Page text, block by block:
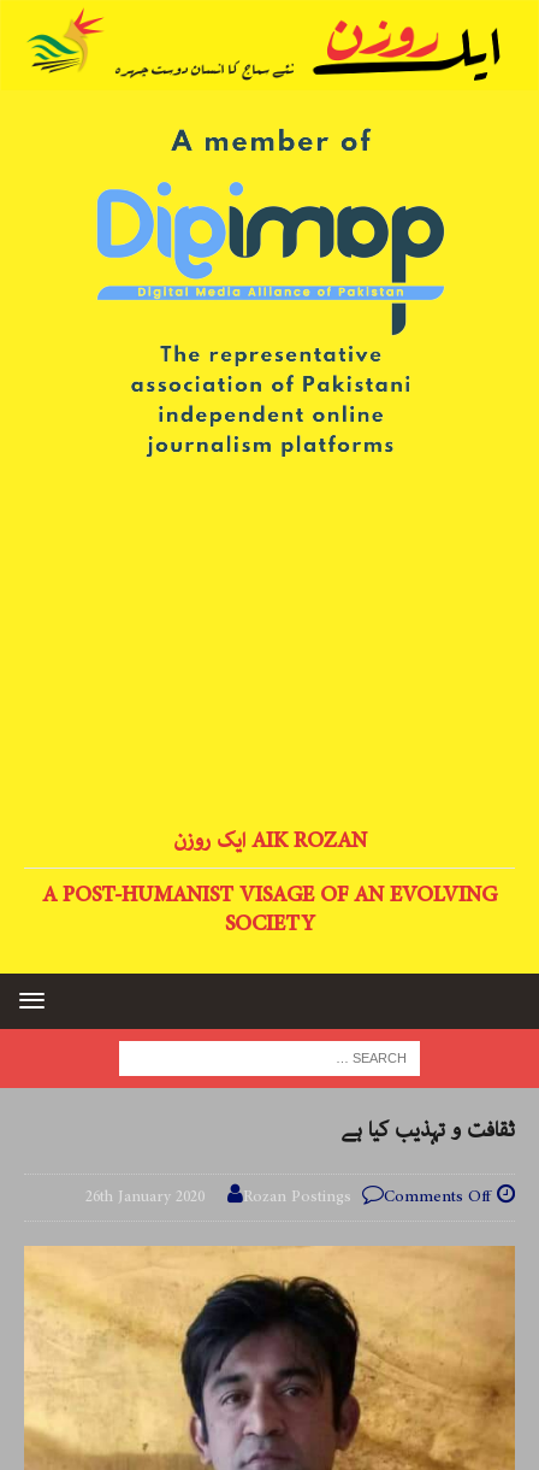
AIK ROZAN ایک روزن
A POST-HUMANIST VISAGE OF AN EVOLVING
SOCIETY
ثقافت و تہذیب کیا ہے
26th January 2020 Rozan Postings Comments Off